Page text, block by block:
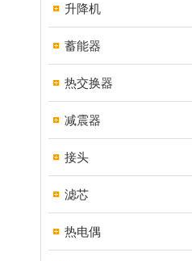
升降机
蓄能器
热交换器
减震器
接头
滤芯
热电偶